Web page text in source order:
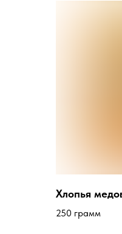
Хлопья
250 грамм